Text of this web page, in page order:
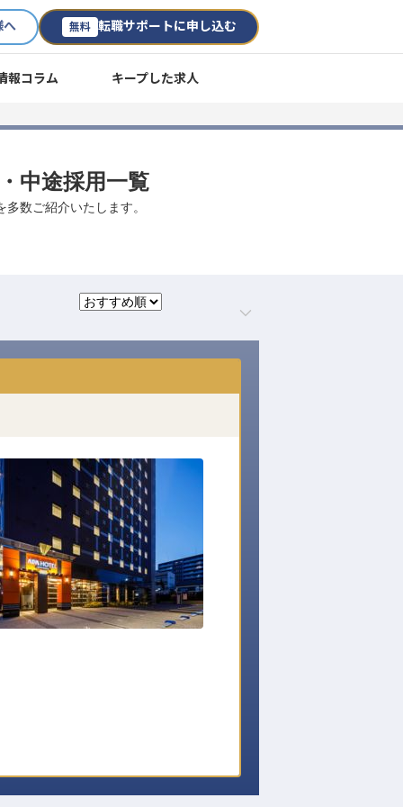
へ 無料 転職サポートに申し込む
報コラム キープした求人
中途採用一覧
数ご紹介いたします。